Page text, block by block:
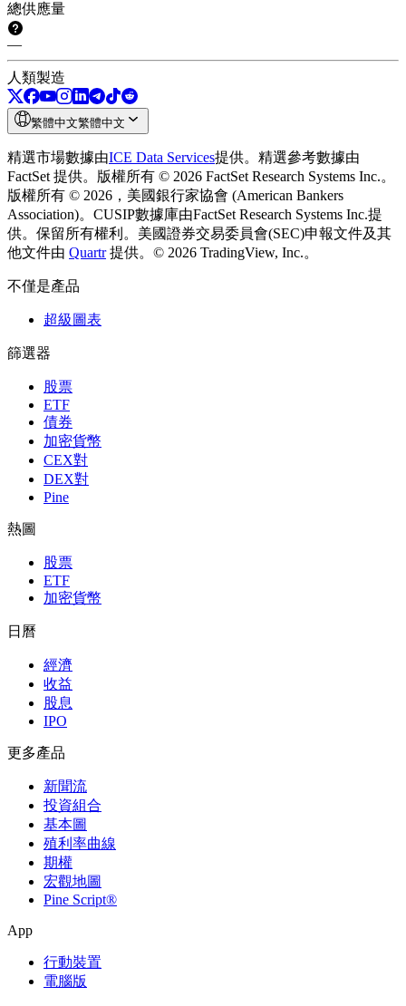
總供應量
—
人類製造
繁體中文繁體中文
精選市場數據由ICE Data Services提供。 精選參考數據由
FactSet 提供。版權所有 © 2026 FactSet Research Systems Inc.。
版權所有 © 2026，美國銀行家協會 (American Bankers
Association)。CUSIP數據庫由FactSet Research Systems Inc.提
供。保留所有權利。 美國證券交易委員會(SEC)申報文件及其
他文件由 Quartr提供。 © 2026 TradingView, Inc.。
不僅是產品
超級圖表
篩選器
股票
ETF
債券
加密貨幣
CEX對
DEX對
Pine
熱圖
股票
ETF
加密貨幣
日曆
經濟
收益
股息
IPO
更多產品
新聞流
投資組合
基本圖
殖利率曲線
期權
宏觀地圖
Pine Script®
App
行動裝置
電腦版